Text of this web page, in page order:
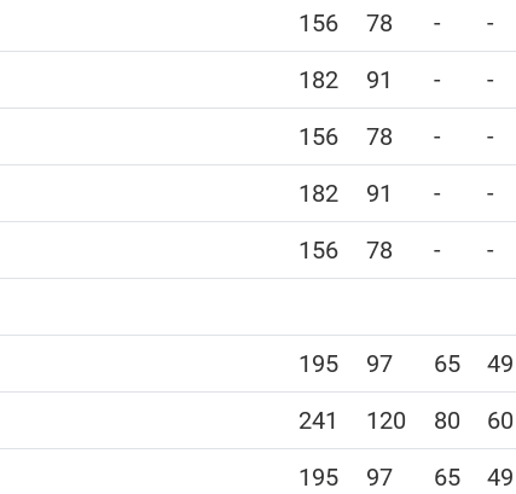
156 78 -
-
182 91 -
-
156 78 -
-
182 91 -
-
156 78 -
-
195 97 65
49
241 120 80
60
195 97 65
49